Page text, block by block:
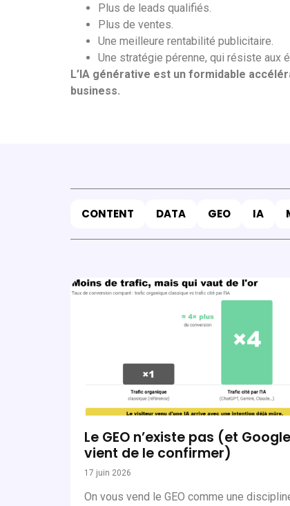
Plus de leads qualifiés.
Plus de ventes.
Une meilleure rentabilité publicitaire.
Une stratégie pérenne, qui résiste aux
L’IA générative est un formidable
business.
CONTENT DATA GEO IA
Le GEO n’existe pas (et Google
vient de le confirmer)
17 juin 2026
On vous vend le GEO comme une